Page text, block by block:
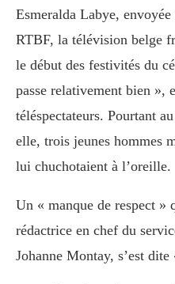
Esmeralda Labye,
RTBF, la télévision belge
le début des festivités du
passe relativement bien »,
téléspectateurs. Pourtant
elle, trois jeunes hommes
lui chuchotaient à l’oreille.
Un « manque de respect »
rédactrice en chef du
Johanne Montay, s’est dite